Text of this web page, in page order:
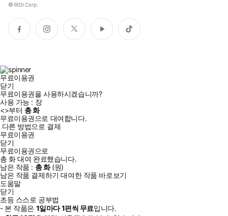
© RIDI Corp.
페
이
인
스
트
위
유
튜
틱
톡
무료이용권
닫기
무료이용권을 사용하시겠습니까?
사용 가능 : 장
<>부터 총화
무료이용권으로 대여합니다.
다른 방법으로 결제
무료이용권
닫기
무료이용권으로
총 화대여 완료했습니다.
남은 작품 : 총화(원)
남은 작품 결제하기 대여한 작품 바로보기
도움말
닫기
초등 스스로 공부법
- 본 작품은 1일마다1편씩 무료입니다.